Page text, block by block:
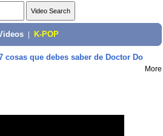
K-POP
cosas que debes saber de Doctor Do
More